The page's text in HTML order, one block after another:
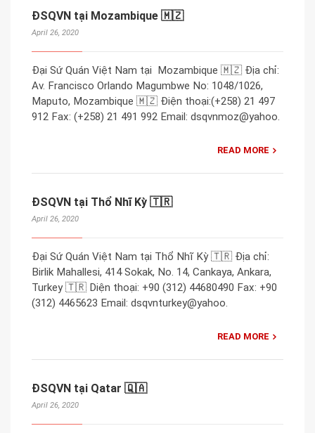
ĐSQVN tại Mozambique 🇲🇿
April 26, 2020
Đại Sứ Quán Việt Nam tại Mozambique 🇲🇿 Địa chỉ:
Av. Francisco Orlando Magumbwe No: 1048/1026,
Maputo, Mozambique 🇲🇿 Điện thoại:(+258) 21 497
912 Fax: (+258) 21 491 992 Email: dsqvnmoz@yahoo.
READ MORE
ĐSQVN tại Thổ Nhĩ Kỳ 🇹🇷
April 26, 2020
Đại Sứ Quán Việt Nam tại Thổ Nhĩ Kỳ 🇹🇷 Địa chỉ:
Birlik Mahallesi, 414 Sokak, No. 14, Cankaya, Ankara,
Turkey 🇹🇷 Diện thoại: +90 (312) 44680490 Fax: +90
(312) 4465623 Email: dsqvnturkey@yahoo.
READ MORE
ĐSQVN tại Qatar 🇶🇦
April 26, 2020